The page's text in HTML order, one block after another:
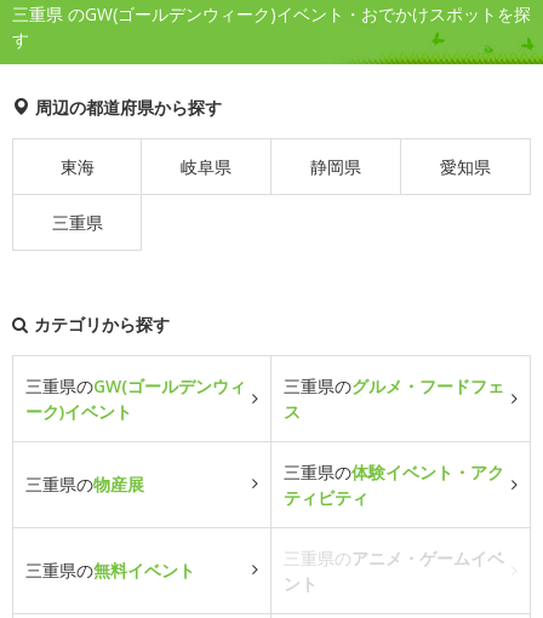
三重県 のGW(ゴールデンウィーク)イベント・おでかけスポットを探
す
周辺の都道府県から探す
東海 岐阜県 静岡県 愛知県
三重県
カテゴリから探す
三重県のGW(ゴールデンウィ
ーク)イベント
三重県のグルメ・フードフェ
ス
三重県の物産展
三重県の体験イベント・アク
ティビティ
三重県の無料イベント
三重県のアニメ・ゲームイベ
ント